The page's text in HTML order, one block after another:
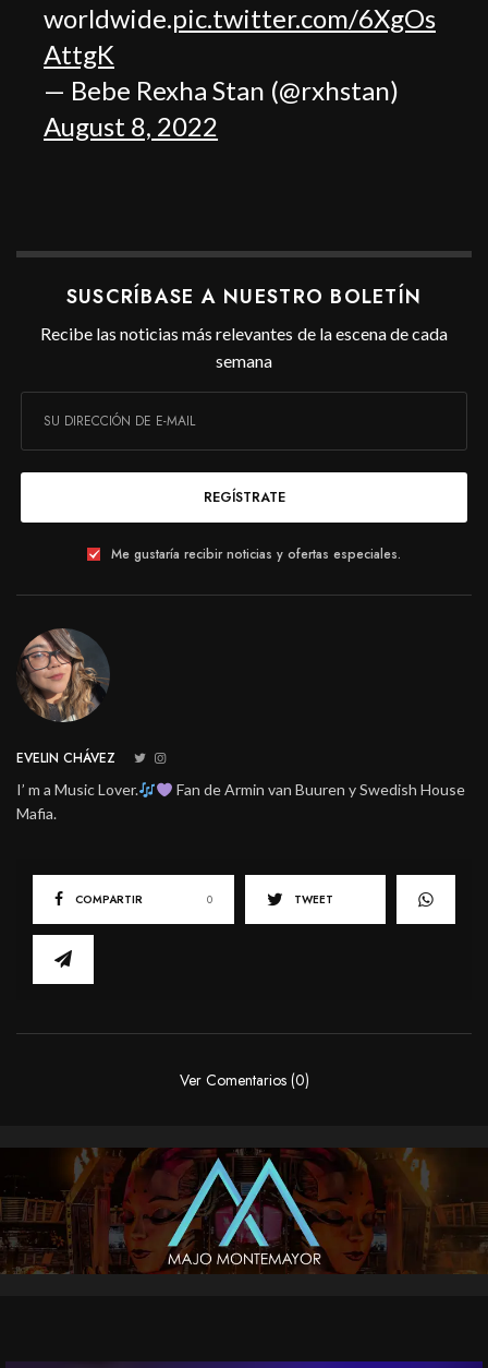
worldwide.pic.twitter.com/6XgOs
AttgK
— Bebe Rexha Stan (@rxhstan)
August 8, 2022
SUSCRÍBASE A NUESTRO BOLETÍN
Recibe las noticias más relevantes de la escena de cada
semana
REGÍSTRATE
Me gustaría recibir noticias y ofertas especiales.
EVELIN CHÁVEZ
I’ m a Music Lover.
Fan de Armin van Buuren y Swedish House
Mafia.
COMPARTIR 0 TWEET
Ver Comentarios (0)